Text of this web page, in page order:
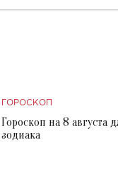
ГОРОСКОП
Гороскоп на 8 августа
зодиака